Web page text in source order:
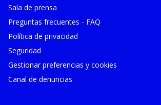
Sala de prensa
Preguntas frecuentes - FAQ
Política de privacidad
Seguridad
Gestionar preferencias y cookies
Canal de denuncias